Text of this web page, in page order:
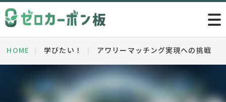
HOME 学びたい！ アワリーマッチング実現への挑戦